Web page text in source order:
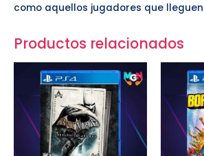
como aquellos jugadores que
Productos relacionados